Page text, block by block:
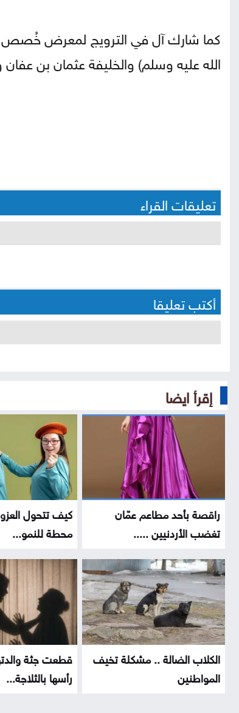
كما شارك آل في الترويج لمعرض
الله عليه وسلم) والخليفة عثمان بن
تعليقات القراء
أكتب تعليقا
إقرأ ايضا
راقصة بأحد مطاعم عمّان
تغضب الأردنيين .....
كيف تتحول
محطة للنمو...
الكلاب الضالة .. مشكلة تخيف
المواطنين
قطعت جثة
رأسها بالثلاجة...